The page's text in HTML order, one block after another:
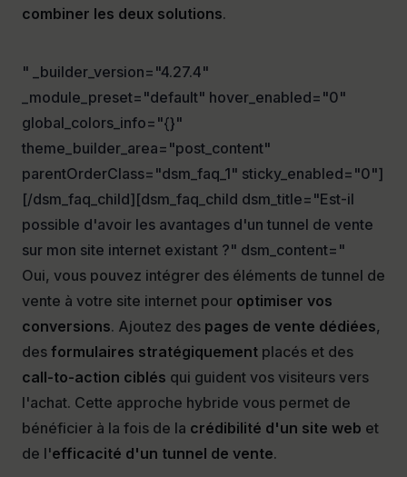
combiner les deux solutions.
" _builder_version="4.27.4"
_module_preset="default" hover_enabled="0"
global_colors_info="{}"
theme_builder_area="post_content"
parentOrderClass="dsm_faq_1" sticky_enabled="0"]
[/dsm_faq_child][dsm_faq_child dsm_title="Est-il
possible d'avoir les avantages d'un tunnel de vente
sur mon site internet existant ?" dsm_content="
Oui, vous pouvez intégrer des éléments de tunnel de
vente à votre site internet pour optimiser vos
conversions. Ajoutez des pages de vente dédiées,
des formulaires stratégiquement placés et des
call-to-action ciblés qui guident vos visiteurs vers
l'achat. Cette approche hybride vous permet de
bénéficier à la fois de la crédibilité d'un site web et
de l'efficacité d'un tunnel de vente.